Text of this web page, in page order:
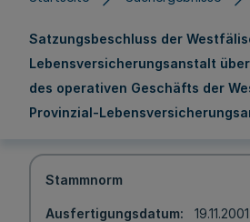
Satzungsbeschluss der
Lebensversicherungsanstalt
des operativen Geschäfts der
Provinzial-
Stammnorm
Ausfertigungsdatum 19.11.2001